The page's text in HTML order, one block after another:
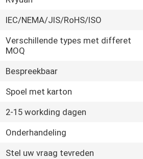
IEC/NEMA/JIS/RoHS/ISO
Verschillende types met differet
MOQ
Bespreekbaar
Spoel met karton
2-15 workding dagen
Onderhandeling
Stel uw vraag tevreden